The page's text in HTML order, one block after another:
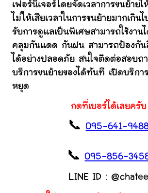
เฟอร์นิเจอร์โดยจัดเวลาการขนย้ายใ
ไม่ให้เสียเวลาในการขนย้ายมากเกิ
รับการดูแลเป็นพิเศษสามารถใช้งา
คลุมกันแดด กันฝน สามารถป้องกัน
ได้อย่างปลอดภัย สนใจติดต่อสอบถ
บริการขนย้ายของได้ทันที เปิดบริกา
หยุด
กดที่เบอร์ได้เลยครับ
📞095-641-
📞095-856-
LINE ID : @chatee